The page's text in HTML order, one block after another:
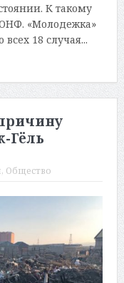
К такому
«Молодежка»
18 случая...
Гёль
, Общество